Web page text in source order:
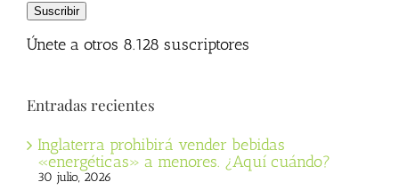
electrónico
Suscribir
Únete a otros 8.128 suscriptores
Entradas recientes
Inglaterra prohibirá vender bebidas
«energéticas» a menores. ¿Aquí cuándo?
30 julio, 2026